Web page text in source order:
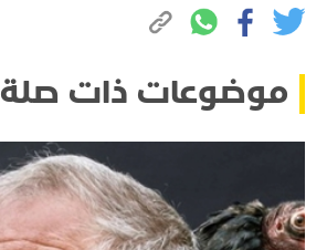
موضوعات ذات صلة